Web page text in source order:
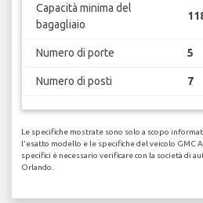
Capacità minima del
bagagliaio
Numero di porte 5
Numero di posti 7
Le specifiche mostrate sono solo a scopo
l'esatto modello e le specifiche del veicolo GMC
specifici è necessario verificare con la società di
Orlando.